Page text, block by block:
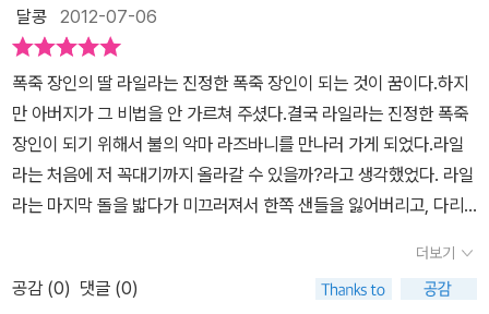
인이 될수 없다.'였다.라일라는 그것을 듣고 견습시간이 다 마친것 같
아서 불의 악마 라즈바니에게 특제 유황을 얻으러 메라피 산으로 떠
난다고 쪽지를 써두고 자신이 개발한 폭죽 몇개와 담요 먹을것 등을
가지고 메라피 산을 향해 떠났다.이런 쪽지를 발견한 라챈드는 뒷이
야기를 아직 알려주지 못해서 라일라를 찾으러 나갔다.그 뒷이야기는
'라즈바니가 사는 동굴에 들어가려면 에메랄드 호수 여신이 주는 마
법의 물 이 병이 있어야 한다. 그게 없으면 불길에 타고 만다.'였다.라
챈드는 그 이야기를 출랙에게 말하고 출랙은 같이 일하는 하얀 코끼
리 햄릿을 대리고 라일라를 찾으러 간다고 했다.하지만 하얀 코끼리
달콩 2012-07-06
폭죽 장인의 딸 라일라는 진정한 폭죽 장인이 되는 것이 꿈이다.하지
만 아버지가 그 비법을 안 가르쳐 주셨다.결국 라일라는 진정한 폭죽
장인이 되기 위해서 불의 악마 라즈바니를 만나러 가게 되었다.라일
라는 처음에 저 꼭대기까지 올라갈 수 있을까?라고 생각했었다. 라일
라는 마지막 돌을 밟다가 미끄러져서 한쪽 샌들을 잃어버리고, 다리
어왔다.불의 악마 라즈바니에게 '세가지 선물'과 마법의 물이 없으면
불의 악마 라즈바니가 제 발로 자신에게 걸어와서 특제유황을 받아가
더보기
공감 (0) 댓글 (0)